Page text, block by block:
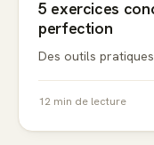
5 exercices
perfection
Des outils
12 min de lecture